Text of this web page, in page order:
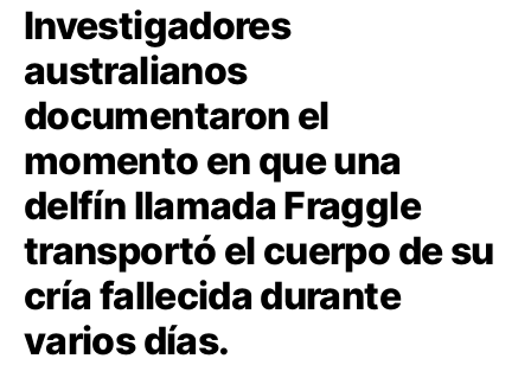
Investigadores
australianos
documentaron el
momento en que una
delfín llamada Fraggle
transportó el cuerpo de su
cría fallecida durante
varios días.